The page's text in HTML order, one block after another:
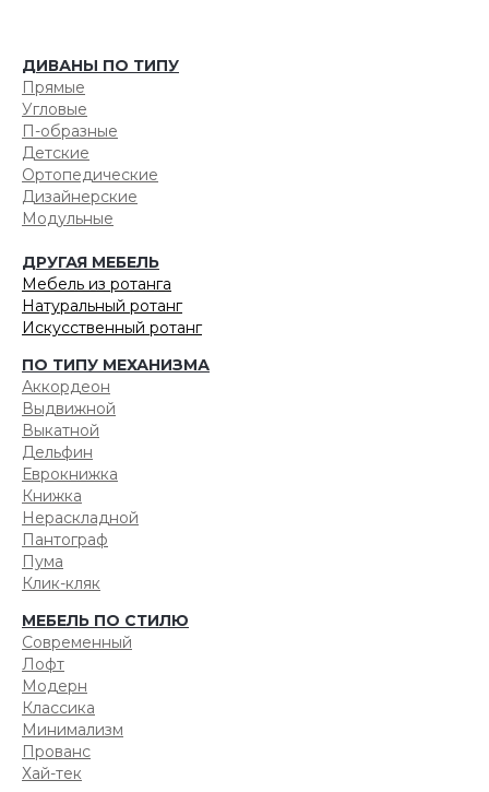
ДИВАНЫ ПО ТИПУ
Прямые
Угловые
П-образные
Детские
Ортопедические
Дизайнерские
Модульные
ДРУГАЯ МЕБЕЛЬ
Мебель из ротанга
Натуральный ротанг
Искусственный ротанг
ПО ТИПУ МЕХАНИЗМА
Аккордеон
Выдвижной
Выкатной
Дельфин
Еврокнижка
Книжка
Нераскладной
Пантограф
Пума
Клик-кляк
МЕБЕЛЬ ПО СТИЛЮ
Современный
Лофт
Модерн
Классика
Минимализм
Прованс
Хай-тек